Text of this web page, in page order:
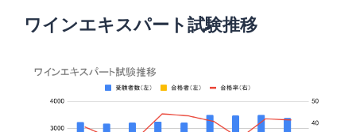
ワインエキスパート試験推移